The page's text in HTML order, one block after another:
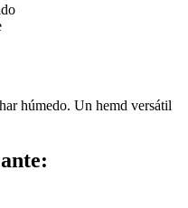
húmedo. Un hemd versátil